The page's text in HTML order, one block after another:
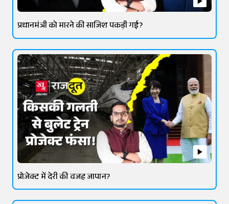
प्रधानमंत्री को मारने की साजिश पकड़ी गई?
प्रोजेक्ट में देरी की वजह जापान?